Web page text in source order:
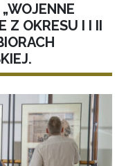
Z OKRESU I I II